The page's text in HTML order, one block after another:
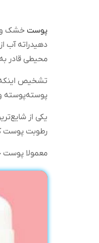
پوست خشک و
دهیدراته
محیطی قادر
تشخیص
پوسته‌پوسته
یکی از
رطوبت پوست
معمولا پوست